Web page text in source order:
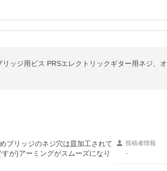
ッジ用ビス PRSエレクトリックギター用ネジ、
ブリッジのネジ穴は皿加工されて
が)アーミングがスムーズになり
投稿者情報
-